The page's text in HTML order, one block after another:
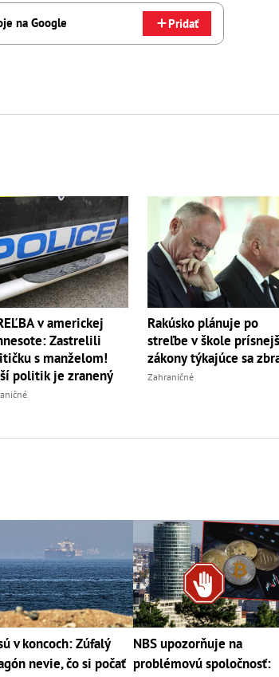
na Google Pridať
v americkej
Zastrelili
s manželom!
politik je zranený
Rakúsko plánuje po
streľbe v škole
zákony týkajúce sa
Zahraničné
v koncoch: Zúfalý
nevie, čo si počať
NBS upozorňuje na
problémovú spoločnosť: